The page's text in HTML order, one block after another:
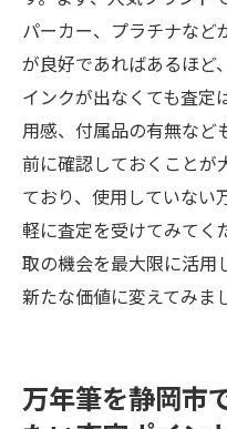
パーカー、プラチナなど
が良好であればあるほど
インクが出なくても査定
用感、付属品の有無など
前に確認しておくことが
ており、使用していない
軽に査定を受けてみてく
取の機会を最大限に活用
新たな価値に変えてみま
万年筆を静岡市